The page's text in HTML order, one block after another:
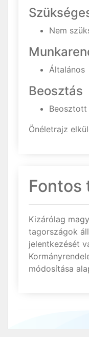
Nem
Általános
Beosztás
Beosztott
Önéletrajz
Fontos
Kizárólag
tagországok
jelentkezését
módosítása